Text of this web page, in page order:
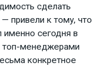
сделать
привели к тому, что
сегодня в
топ-менеджерами
конкретное